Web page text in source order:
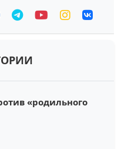
«родильного